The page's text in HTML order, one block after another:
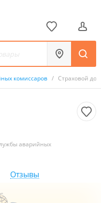
комиссаров / Страховой дом
аварийных
Отзывы